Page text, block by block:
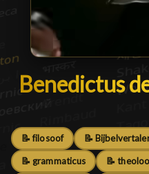
Benedictus
Benedictus
📝 filosoof 📝
📝 grammaticus 📝